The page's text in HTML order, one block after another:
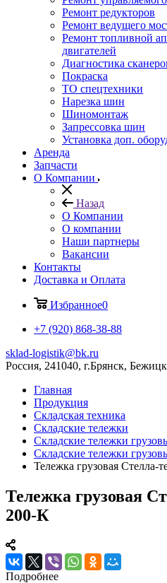
Ремонт редукторов
Ремонт ведущего
Ремонт топливной
двигателей
Диагностика
Покраска
ТО спецтехники
Нарезка шин
Шиномонтаж
Запрессовка шин
Установка доп.
Аренда
Запчасти
О Компании
Назад
О Компании
О компании
Наши партнеры
Вакансии
Контакты
Доставка и Оплата
Избранное0
+7 (920) 868-38-88
sklad-logistik@bk.ru
Россия, 241040, г.Брянск,
Главная
Продукция
Складская техника
Складские тележки
Складские тележки
Складские тележки
Тележка грузовая Стелла-
Тележка грузовая
200-К
Подробнее